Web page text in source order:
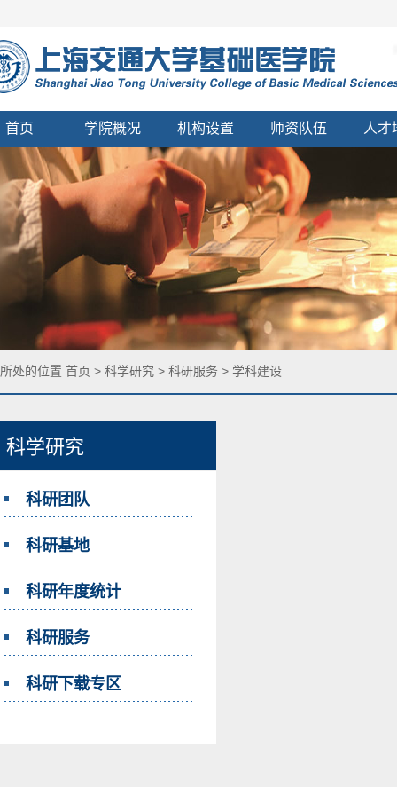
首页 学院概况 机构设置 师资队伍 人才
科学研究
科研团队
科研基地
科研年度统计
科研服务
科研下载专区
处的位置 首页 > 科学研究 > 科研服务 > 学科建设